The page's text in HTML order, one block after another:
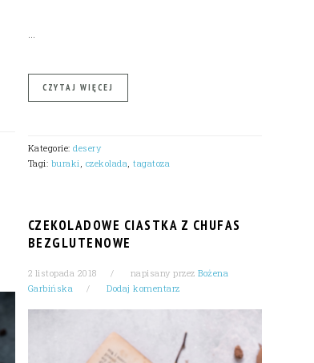
CZYTAJ WIĘCEJ
Kategorie:desery
Tagi: buraki czekolada ,tagatoza
CZEKOLADOWE CIASTKA Z CHUFAS
BEZGLUTENOWE
2 listopada 2018 napisany przezBożena
Garbińska
Dodaj komentarz